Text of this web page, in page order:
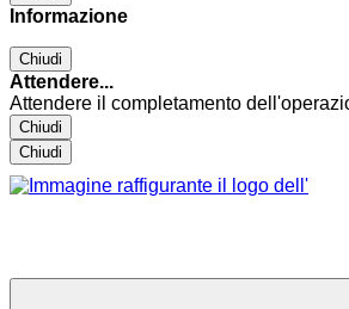
Informazione
Chiudi
Attendere...
Attendere il completamento
Chiudi
Chiudi